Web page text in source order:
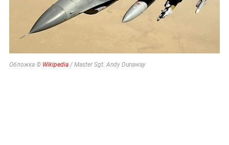
Обложка © Wikipedia/ Master Sgt. Andy Dunaway